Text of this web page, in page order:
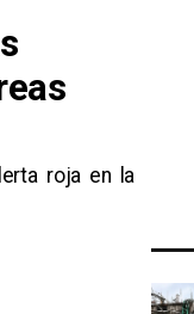
roja en la